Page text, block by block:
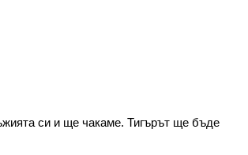
си и ще чакаме. Тигърът ще бъде